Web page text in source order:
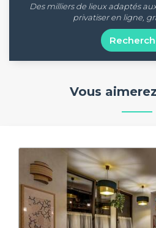
Des milliers de lieux adaptés
privatiser en ligne,
Vous